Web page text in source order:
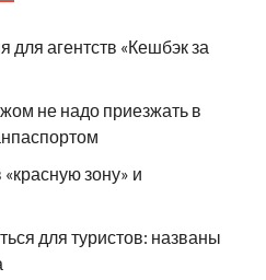
для агентств «Кешбэк за
не надо приезжать в
зону» и
для туристов: названы